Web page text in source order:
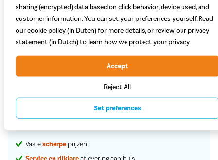
Welke kleur kies je?
Verwacht tussen 31 augustus 2026 en 6 september 2026
Plaats in winkelwagen
Vastescherpeprijzen
sharing (encrypted) data based on click behavior, device used, and
customer information. You can set your preferences yourself. Read
our cookie policy (in Dutch) for more details, or review our privacy
statement (in Dutch) to learn how we protect your privacy.
Reject All
Accept
Set preferences